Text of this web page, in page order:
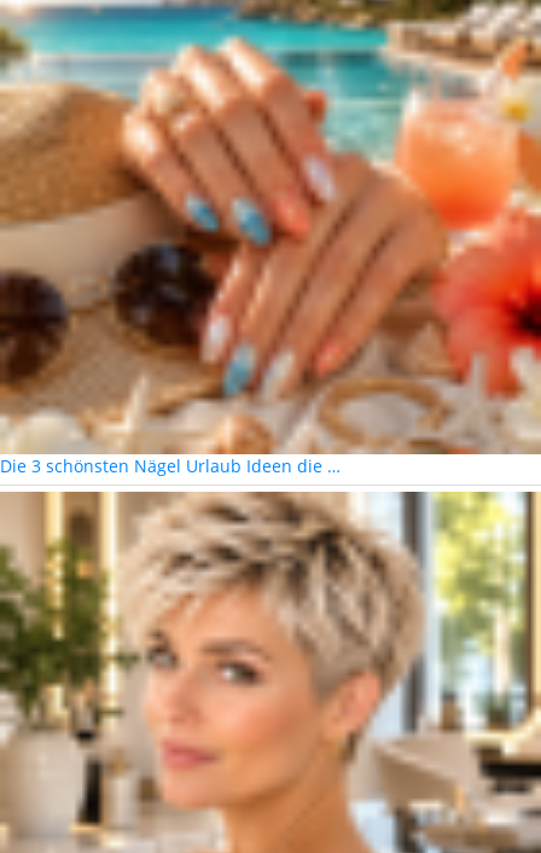
Die 3 schönsten Nägel Urlaub Ideen die …